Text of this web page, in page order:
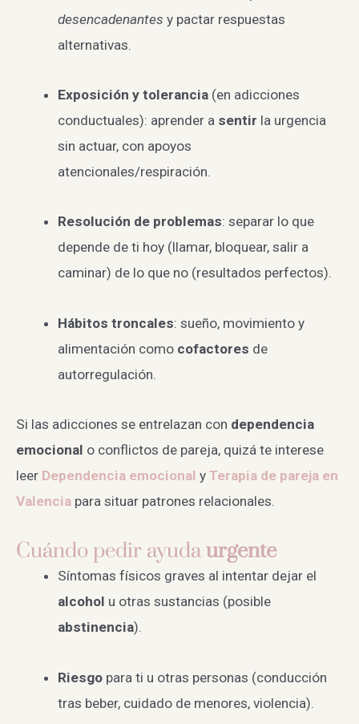
desencadenantes y pactar respuestas
alternativas.
Exposición y tolerancia(en adicciones
conductuales): aprender a sentir la urgencia
sin actuar, con apoyos
atencionales/respiración.
Resolución de problemas: separar lo que
depende de ti hoy (llamar, bloquear, salir a
caminar) de lo que no (resultados perfectos).
Hábitos troncales: sueño, movimiento y
alimentación como cofactores de
autorregulación.
Si las adicciones se entrelazan con dependencia
emocional o conflictos de pareja, quizá te interese
leer Dependencia emocional y Terapia de pareja en
Valencia para situar patrones relacionales.
Cuándo pedir ayudaurgente
Síntomas físicos graves al intentar dejar el
alcohol u otras sustancias (posible
abstinencia).
Riesgopara ti u otras personas (conducción
tras beber, cuidado de menores, violencia).